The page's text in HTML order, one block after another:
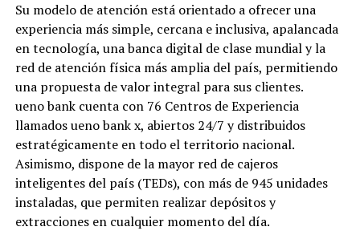
Su modelo de atención está orientado a ofrecer una
experiencia más simple, cercana e inclusiva, apalancada
en tecnología, una banca digital de clase mundial y la
red de atención física más amplia del país, permitiendo
una propuesta de valor integral para sus clientes.
ueno bank cuenta con 76 Centros de Experiencia
llamados ueno bank x, abiertos 24/7 y distribuidos
estratégicamente en todo el territorio nacional.
Asimismo, dispone de la mayor red de cajeros
inteligentes del país (TEDs), con más de 945 unidades
instaladas, que permiten realizar depósitos y
extracciones en cualquier momento del día.